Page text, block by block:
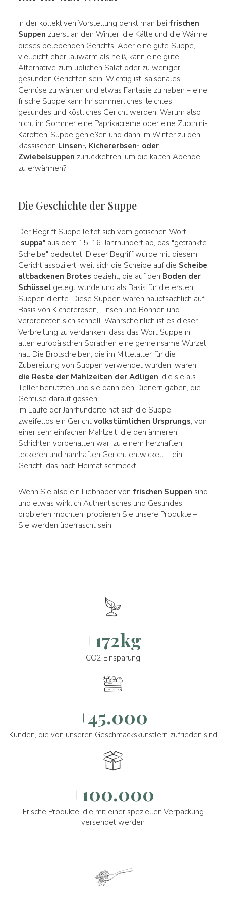
In der kollektiven Vorstellung denkt man bei frischen
Suppen zuerst an den Winter, die Kälte und die Wärme
dieses belebenden Gerichts. Aber eine gute Suppe,
vielleicht eher lauwarm als heiß, kann eine gute
Alternative zum üblichen Salat oder zu weniger
gesunden Gerichten sein. Wichtig ist, saisonales
Gemüse zu wählen und etwas Fantasie zu haben – eine
frische Suppe kann Ihr sommerliches, leichtes,
gesundes und köstliches Gericht werden. Warum also
nicht im Sommer eine Paprikacreme oder eine Zucchini-
Karotten-Suppe genießen und dann im Winter zu den
klassischen Linsen-, Kichererbsen- oder
Zwiebelsuppen zurückkehren, um die kalten Abende
zu erwärmen?
Die Geschichte der Suppe
Der Begriff Suppe leitet sich vom gotischen Wort
"suppa" aus dem 15.-16. Jahrhundert ab, das "getränkte
Scheibe" bedeutet. Dieser Begriff wurde mit diesem
Gericht assoziiert, weil sich die Scheibe auf die Scheibe
altbackenen Brotes bezieht, die auf den Boden der
Schüsselgelegt wurde und als Basis für die ersten
Suppen diente. Diese Suppen waren hauptsächlich auf
Basis von Kichererbsen, Linsen und Bohnen und
verbreiteten sich schnell. Wahrscheinlich ist es dieser
Verbreitung zu verdanken, dass das Wort Suppe in
allen europäischen Sprachen eine gemeinsame Wurzel
hat. Die Brotscheiben, die im Mittelalter für die
Zubereitung von Suppen verwendet wurden, waren
die Reste der Mahlzeiten der Adligen, die sie als
Teller benutzten und sie dann den Dienern gaben, die
Gemüse darauf gossen.
Im Laufe der Jahrhunderte hat sich die Suppe,
zweifellos ein Gericht volkstümlichen Ursprungs, von
einer sehr einfachen Mahlzeit, die den ärmeren
Schichten vorbehalten war, zu einem herzhaften,
leckeren und nahrhaften Gericht entwickelt – ein
Gericht, das nach Heimat schmeckt.
Wenn Sie also ein Liebhaber von frischen Suppen sind
und etwas wirklich Authentisches und Gesundes
probieren möchten, probieren Sie unsere Produkte –
Sie werden überrascht sein!
+172kg
CO2 Einsparung
+45.000
Kunden, die von unseren Geschmackskünstlern zufrieden sind
+100.000
Frische Produkte, die mit einer speziellen Verpackung
versendet werden